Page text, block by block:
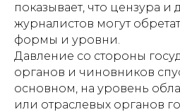
показывает, что цензура и
журналистов могут
формы и уровни.
Давление со стороны
органов и чиновников
основном, на уровень
или отраслевых органов